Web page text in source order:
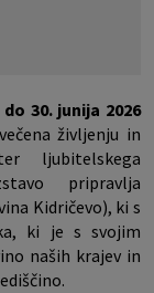
30. junija 2026
življenju in
ljubitelskega
pripravlja
Kidričevo), ki s
ki je s svojim
naših krajev in